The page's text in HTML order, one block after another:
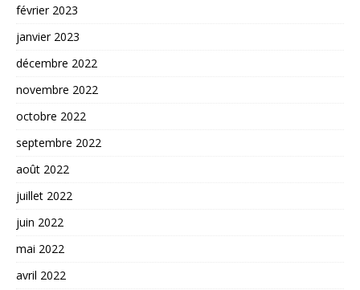
février 2023
janvier 2023
décembre 2022
novembre 2022
octobre 2022
septembre 2022
août 2022
juillet 2022
juin 2022
mai 2022
avril 2022